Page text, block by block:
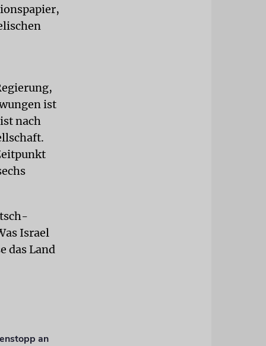
ist
nach
Israel
das Land
an